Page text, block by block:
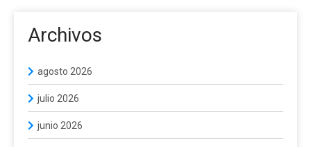
Archivos
agosto 2026
julio 2026
junio 2026